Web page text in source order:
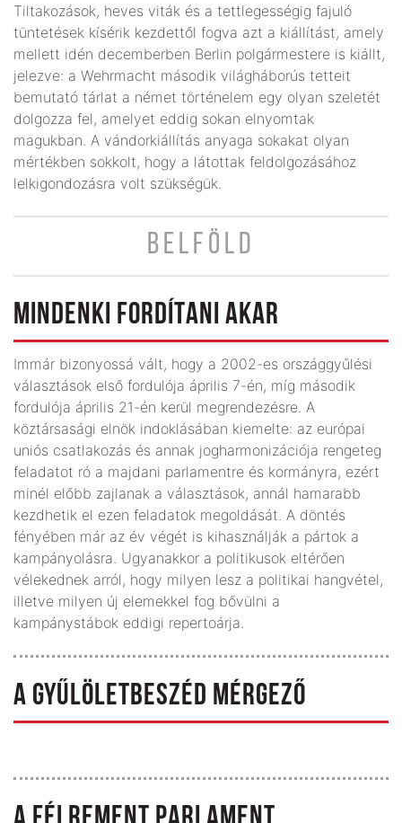
Tiltakozások, heves viták és a tettlegességig fajuló
tüntetések kísérik kezdettől fogva azt a kiállítást, amely
mellett idén decemberben Berlin polgármestere is kiállt,
jelezve: a Wehrmacht második világháborús tetteit
bemutató tárlat a német történelem egy olyan szeletét
dolgozza fel, amelyet eddig sokan elnyomtak
magukban. A vándorkiállítás anyaga sokakat olyan
mértékben sokkolt, hogy a látottak feldolgozásához
lelkigondozásra volt szükségük.
BELFÖLD
MINDENKI FORDÍTANI AKAR
Immár bizonyossá vált, hogy a 2002-es országgyűlési
választások első fordulója április 7-én, míg második
fordulója április 21-én kerül megrendezésre. A
köztársasági elnök indoklásában kiemelte: az európai
uniós csatlakozás és annak jogharmonizációja rengeteg
feladatot ró a majdani parlamentre és kormányra, ezért
minél előbb zajlanak a választások, annál hamarabb
kezdhetik el ezen feladatok megoldását. A döntés
fényében már az év végét is kihasználják a pártok a
kampányolásra. Ugyanakkor a politikusok eltérően
vélekednek arról, hogy milyen lesz a politikai hangvétel,
illetve milyen új elemekkel fog bővülni a
kampánystábok eddigi repertoárja.
A GYŰLÖLETBESZÉD MÉRGEZŐ